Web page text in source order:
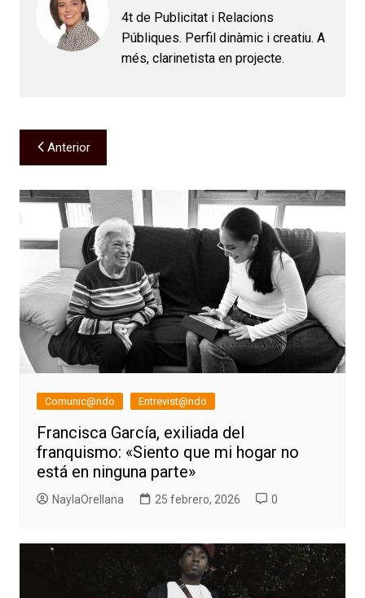
4t de Publicitat i Relacions
Públiques. Perfil dinàmic i creatiu. A
més, clarinetista en projecte.
Navegación
de
entradas
Anterior
Comunic@ndo Entrevist@ndo
Francisca García, exiliada del
franquismo: «Siento que mi hogar no
está en ninguna parte»
NaylaOrellana 25 febrero, 2026 0